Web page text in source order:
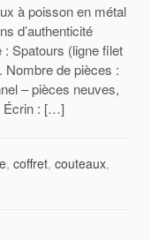
à poisson en métal
d’authenticité
Spatours (ligne filet
Nombre de pièces :
– pièces neuves,
Écrin : […]
,coffret,couteaux,